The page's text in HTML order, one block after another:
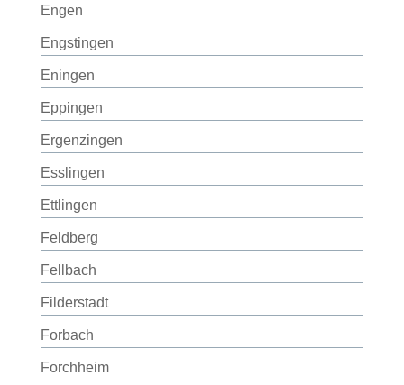
Engen
Engstingen
Eningen
Eppingen
Ergenzingen
Esslingen
Ettlingen
Feldberg
Fellbach
Filderstadt
Forbach
Forchheim